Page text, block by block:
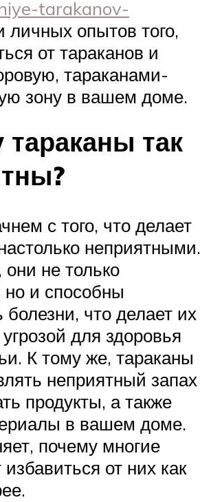
tarakanov-
личных опытов того,
от тараканов и
тараканами-
зону в вашем доме.
так
с того, что делает
неприятными.
не только
но и способны
болезни, что делает их
для здоровья
К тому же, тараканы
неприятный запах
продукты, а также
в вашем доме.
почему многие
от них как